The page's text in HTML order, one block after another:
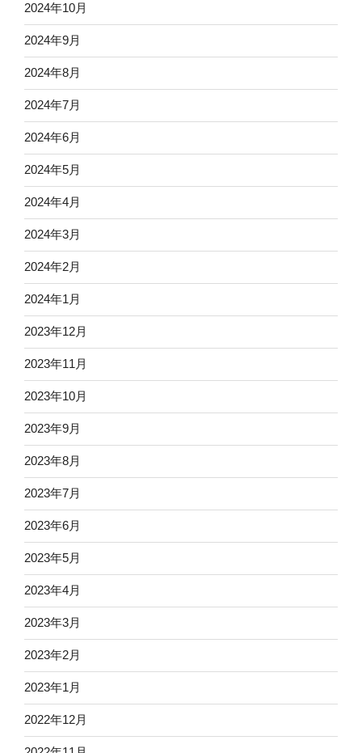
2024年10月
2024年9月
2024年8月
2024年7月
2024年6月
2024年5月
2024年4月
2024年3月
2024年2月
2024年1月
2023年12月
2023年11月
2023年10月
2023年9月
2023年8月
2023年7月
2023年6月
2023年5月
2023年4月
2023年3月
2023年2月
2023年1月
2022年12月